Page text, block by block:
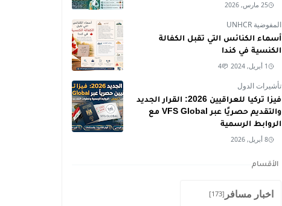
25 مارس, 2026
المفوضية UNHCR
أسماء الكنائس التي تقبل الكفالة
الكنسية في كندا
1 أبريل, 2024 4
تأشيرات الدول
فيزا تركيا للعراقيين 2026: القرار الجديد
والتقديم حصريًا عبر VFS Global مع
الروابط الرسمية
8 أبريل, 2026
الأقسام
اخبار مسافر [173]